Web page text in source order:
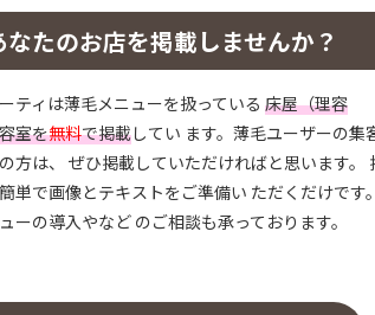
たのお店を掲載しませんか？
ティは薄毛メニューを扱っている 床屋（理容
室を無料で掲載してい ます。薄毛ユーザーの集
方は、 ぜひ掲載していただければと思います。
単で画像とテキストをご準備い ただくだけです。
ーの導入やなど のご相談も承っております。